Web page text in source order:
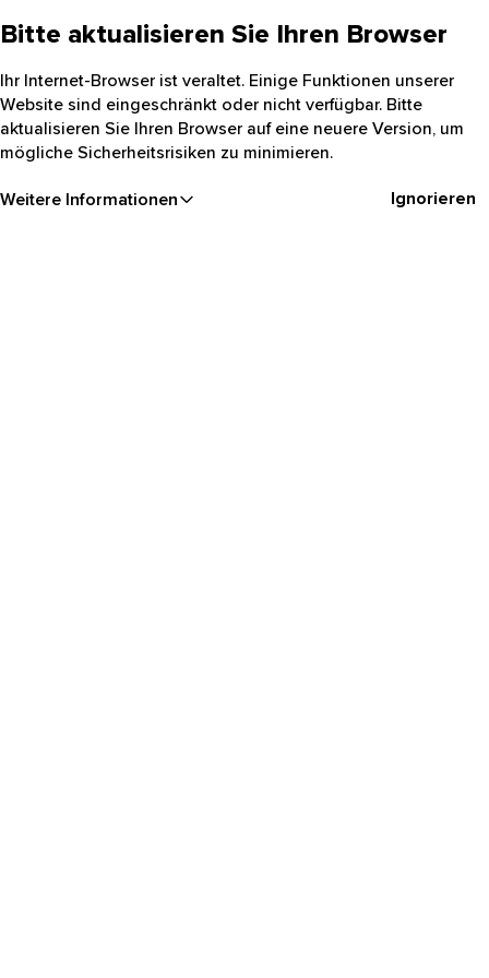
Bitte aktualisieren Sie Ihren Browser
Ihr Internet-Browser ist veraltet. Einige Funktionen unserer
Website sind eingeschränkt oder nicht verfügbar. Bitte
aktualisieren Sie Ihren Browser auf eine neuere Version, um
mögliche Sicherheitsrisiken zu minimieren.
Weitere Informationen Ignorieren